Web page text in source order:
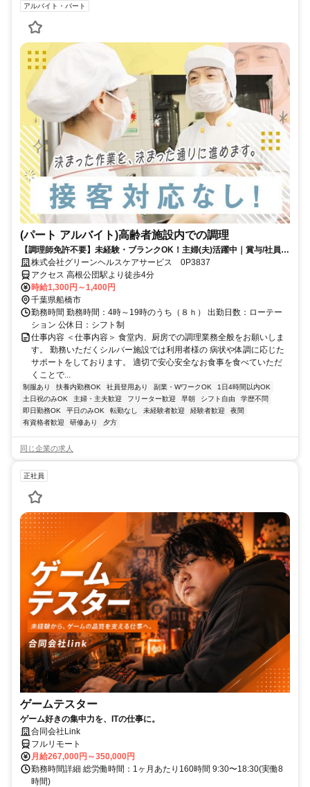
アルバイト・パート
(パート アルバイト)高齢者施設内での調理
【調理師免許不要】未経験・ブランクOK！主婦(夫)活躍中｜賞与/社員割
引あり！
株式会社グリーンヘルスケアサービス 0P3837
アクセス 高根公団駅より徒歩4分
時給1,300円～1,400円
千葉県船橋市
勤務時間 勤務時間：4時～19時のうち（８ｈ） 出勤日数：ローテー
ション 公休日：シフト制
仕事内容 ＜仕事内容＞ 食堂内、厨房での調理業務全般をお願いしま
す。 勤務いただくシルバー施設では利用者様の 病状や体調に応じた
サポートをしております。 適切で安心安全なお食事を食べていただ
くことで...
制服あり 扶養内勤務OK 社員登用あり 副業・WワークOK
1日4時間以内OK
土日祝のみOK
主婦・主夫歓迎 フリーター歓迎 早朝 シフト自由
学歴不問
即日勤務OK
平日のみOK 転勤なし 未経験者歓迎 経験者歓迎
夜間
有資格者歓迎
研修あり 夕方
同じ企業の求人
正社員
ゲームテスター
ゲーム好きの集中力を、ITの仕事に。
合同会社Link
フルリモート
月給267,000円～350,000円
勤務時間詳細 総労働時間：1ヶ月あたり160時間 9:30〜18:30(実働8
時間)